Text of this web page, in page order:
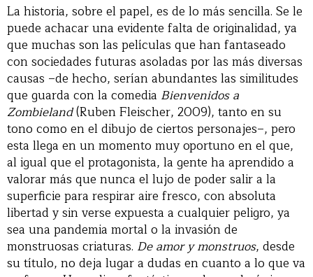
La historia, sobre el papel, es de lo más sencilla. Se le
puede achacar una evidente falta de originalidad, ya
que muchas son las películas que han fantaseado
con sociedades futuras asoladas por las más diversas
causas –de hecho, serían abundantes las similitudes
que guarda con la comedia Bienvenidos a
Zombieland(Ruben Fleischer, 2009), tanto en su
tono como en el dibujo de ciertos personajes–, pero
esta llega en un momento muy oportuno en el que,
al igual que el protagonista, la gente ha aprendido a
valorar más que nunca el lujo de poder salir a la
superficie para respirar aire fresco, con absoluta
libertad y sin verse expuesta a cualquier peligro, ya
sea una pandemia mortal o la invasión de
monstruosas criaturas. De amor y monstruos, desde
su título, no deja lugar a dudas en cuanto a lo que va